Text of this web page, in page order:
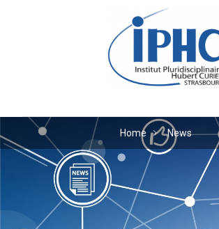
The
Home News